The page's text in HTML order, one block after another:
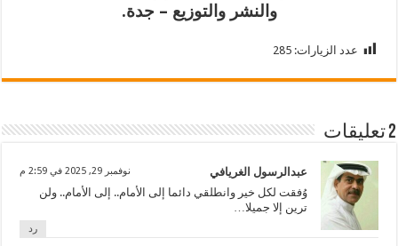
والنشر والتوزيع – جدة.
عدد الزيارات: 285
2 تعليقات
عبدالرسول الغريافي نوفمبر 29, 2025 في 2:59 م
وُفقت لكل خير وانطلقي دائما إلى الأمام.. إلى الأمام.. ولن
ترين إلا جميلا…
رد